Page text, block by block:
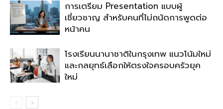
การเตรียม Presentation แบบผู้
เชี่ยวชาญ สำหรับคนที่ไม่ถนัดการพูดต่อ
หน้าคน
โรงเรียนนานาชาติในกรุงเทพ แนวโน้มใหม่
และกลยุทธ์เลือกให้ตรงใจครอบครัวยุค
ใหม่